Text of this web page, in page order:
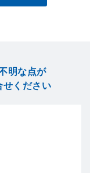
明な点が
せください